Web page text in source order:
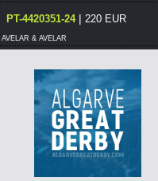
PT-4420351-24| 220 EUR
AVELAR & AVELAR
AVELAR & AVELAR
PT-4420351-24|160 EUR
AVELAR & AVELAR
PT-4420351-24|150 EUR